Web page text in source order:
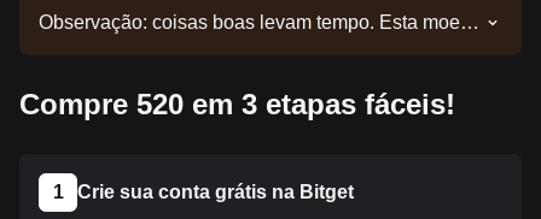
Observação: coisas boas levam tempo. Esta moeda
Quando estiver disponível na Bitget, você poderá
listadas na Bitget.
Compre 520 em 3 etapas fáceis!
1 Crie sua conta grátis na Bitget